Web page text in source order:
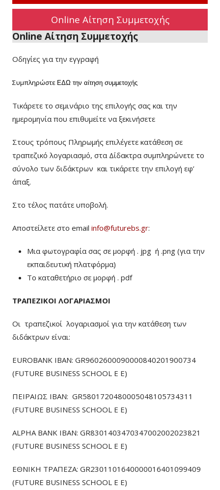
Online Αίτηση Συμμετοχής
Online Αίτηση Συμμετοχής
Οδηγίες για την εγγραφή
Συμπληρώστε ΕΔΩ την αίτηση συμμετοχής
Τικάρετε το σεμινάριο της επιλογής σας και την
ημερομηνία που επιθυμείτε να ξεκινήσετε
Στους τρόπους Πληρωμής επιλέγετε κατάθεση σε
τραπεζικό λογαριασμό, στα Δίδακτρα συμπληρώνετε το
σύνολο των διδάκτρων και τικάρετε την επιλογή εφ’
άπαξ.
Στο τέλος πατάτε υποβολή.
Αποστείλετε στο email info@futurebs.gr:
Μια φωτογραφία σας σε μορφή . jpg ή .png (για την
εκπαιδευτική πλατφόρμα)
To καταθετήριο σε μορφή . pdf
ΤΡΑΠΕΖΙΚΟΙ ΛΟΓΑΡΙΑΣΜΟΙ
Οι τραπεζικοί λογαριασμοί για την κατάθεση των
διδάκτρων είναι:
EUROBANK IBAN: GR9602600090000840201900734
(FUTURE BUSINESS SCHOOL E E)
ΠΕΙΡΑΙΩΣ ΙΒΑΝ: GR5801720480005048105734311
(FUTURE BUSINESS SCHOOL E E)
ALPHA BANK IBAN: GR8301403470347002002023821
(FUTURE BUSINESS SCHOOL E E)
ΕΘΝΙΚΗ ΤΡΑΠΕΖΑ: GR2301101640000016401099409
(FUTURE BUSINESS SCHOOL E E)